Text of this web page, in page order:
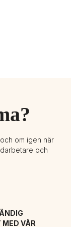
om igen när
och
MED VÅR